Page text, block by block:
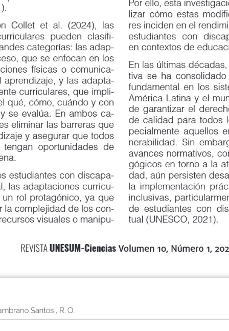
REVISTAUNESUM-CienciasVolumen 10, Número 1, 2026
et al. (2024), las
pueden clasifi-
categorías: las adap
-
que se enfocan en los
físicas o comunica
-
y las adapta
-
curriculares, que impli
-
cómo, cuándo y con
evalúa. En ambos ca
-
las barreras que
y asegurar que todos
oportunidades de
con discapa
-
adaptaciones curricu
-
rol protagónico, ya que
complejidad de los con
-
visuales o manipu
-
Por ello, esta
lizar cómo estas
res inciden en el
estudiantes
con
en contextos de
En las últimas décadas, la
tiva se ha consolidado
fundamental en los
América Latina y el
de garantizar el derecho a
de calidad para todos los
pecialmente aquellos en
nerabilidad. Sin embargo,
avances normativos,
gógicos en torno a la
dad, aún persisten
la implementación
inclusivas,
de estudiantes con
tual (UNESCO, 2021).
Santos , R. O.